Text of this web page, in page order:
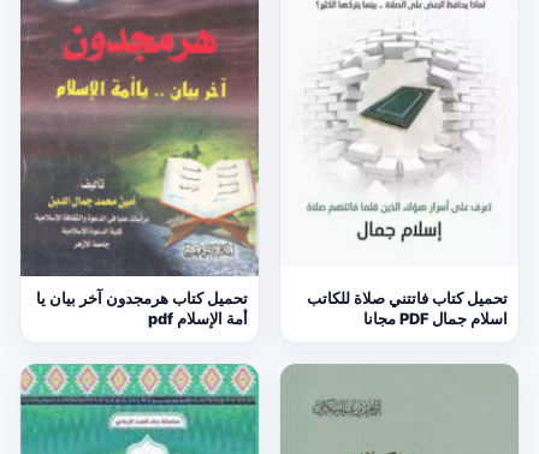
تحميل كتاب فاتتني صلاة للكاتب
اسلام جمال PDF مجانا
تحميل كتاب هرمجدون آخر بيان يا
أمة الإسلام pdf